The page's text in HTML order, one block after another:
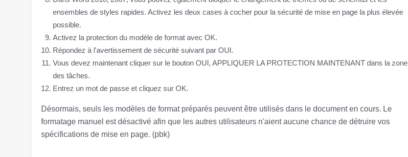
ensembles de styles rapides. Activez les deux cases à cocher pour la sécurité de mise en page la plus élevée
possible.
Activez la protection du modèle de format avec OK.
Répondez à l'avertissement de sécurité suivant par OUI.
Vous devez maintenant cliquer sur le bouton OUI, APPLIQUER LA PROTECTION MAINTENANT dans la zone
des tâches.
Entrez un mot de passe et cliquez sur OK.
Désormais, seuls les modèles de format préparés peuvent être utilisés dans le document en cours. Le
formatage manuel est désactivé afin que les autres utilisateurs n'aient aucune chance de détruire vos
spécifications de mise en page. (pbk)